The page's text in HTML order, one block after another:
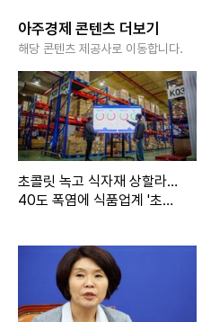
아주경제 콘텐츠 더보기
해당 콘텐츠 제공사로 이동합니다.
초콜릿 녹고 식자재 상할라…
40도 폭염에 식품업계 '초긴